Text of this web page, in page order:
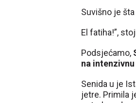
Suvišno je
El fatiha!”,
Podsjećamo,
na
Senida u je
jetre. Primila